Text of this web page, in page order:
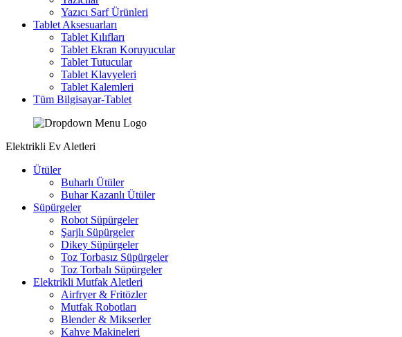
Yazıcı Sarf Ürünleri
Tablet Aksesuarları
Tablet Kılıfları
Tablet Ekran Koruyucular
Tablet Tutucular
Tablet Klavyeleri
Tablet Kalemleri
Tüm Bilgisayar-Tablet
Elektrikli Ev Aletleri
Ütüler
Buharlı Ütüler
Buhar Kazanlı Ütüler
Süpürgeler
Robot Süpürgeler
Şarjlı Süpürgeler
Dikey Süpürgeler
Toz Torbasız Süpürgeler
Toz Torbalı Süpürgeler
Elektrikli Mutfak Aletleri
Airfryer & Fritözler
Mutfak Robotları
Blender & Mikserler
Kahve Makineleri